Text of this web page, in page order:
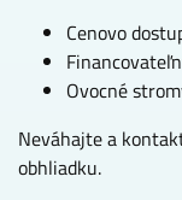
Cenovo
Ovocné
Neváhajte a
obhliadku.